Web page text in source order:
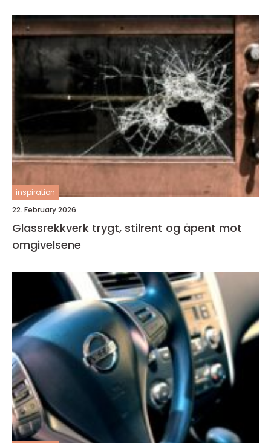
inspiration
22. February 2026
Glassrekkverk trygt, stilrent og åpent mot
omgivelsene